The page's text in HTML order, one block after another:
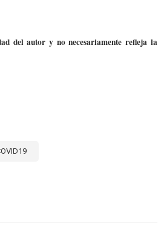
del autor y no necesariamente refleja la